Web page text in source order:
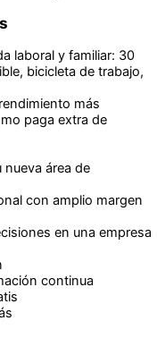
laboral y familiar: 30
bicicleta de trabajo,
más
paga extra de
área de
con amplio margen
en una empresa
continua